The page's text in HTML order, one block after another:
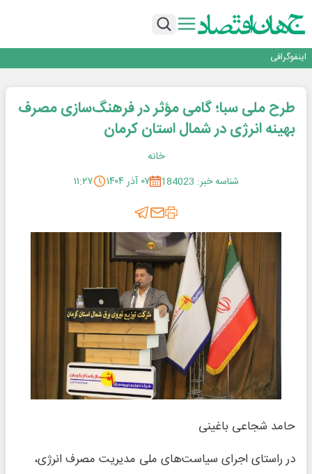
روزنامه ۱۸ مرداد
شلوغی بصری، فریاد بلندی که نشانه ضعف است
هر همکار، یک خبرنگار؛ هر خانواده یک روایت
روزنامه ۱۸ مرداد
طرح ملی سبا؛ گامی مؤثر در فرهنگ‌سازی مصرف
بهینه انرژی در شمال استان کرمان
خانه
شناسه خبر: 184023
۰۷ آذر ۱۴۰۴ ۱۱:۲۷
حامد شجاعی باغینی
در راستای اجرای سیاست‌های ملی مدیریت مصرف انرژی،